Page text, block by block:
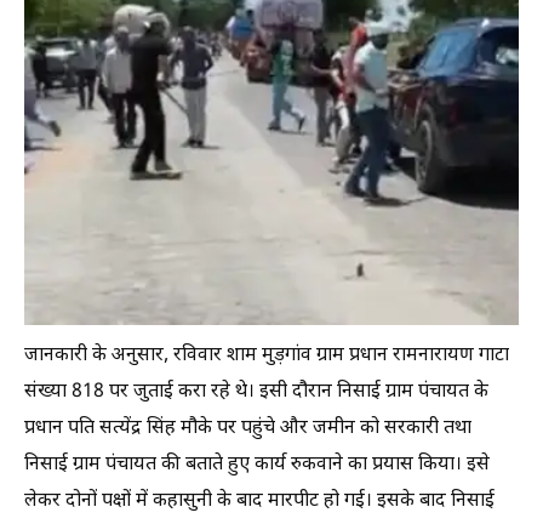
जानकारी के अनुसार, रविवार शाम मुड़गांव ग्राम प्रधान रामनारायण गाटा
संख्या 818 पर जुताई करा रहे थे। इसी दौरान निसाई ग्राम पंचायत के
प्रधान पति सत्येंद्र सिंह मौके पर पहुंचे और जमीन को सरकारी तथा
निसाई ग्राम पंचायत की बताते हुए कार्य रुकवाने का प्रयास किया। इसे
लेकर दोनों पक्षों में कहासुनी के बाद मारपीट हो गई। इसके बाद निसाई